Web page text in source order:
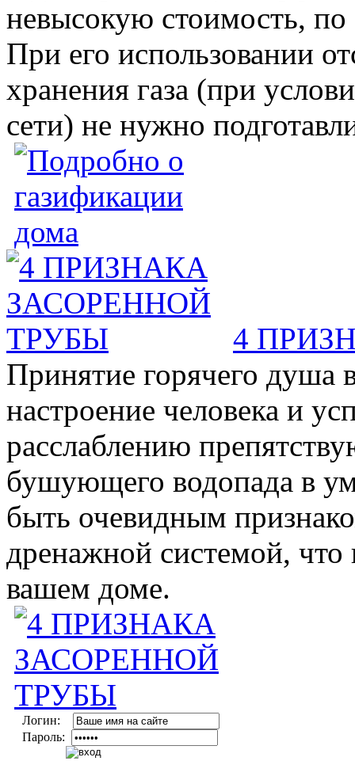
невысокую стоимость, по
При его использовании
хранения газа (при
сети) не нужно
4
Принятие горячего душа
настроение человека и
расслаблению
бушующего водопада в
быть очевидным
дренажной системой, что
вашем доме.
Логин:
Пароль: